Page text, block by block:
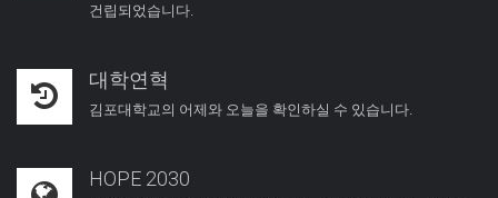
건립되었습니다.
대학연혁
김포대학교의 어제와 오늘을 확인하실 수 있습니다.
HOPE 2030